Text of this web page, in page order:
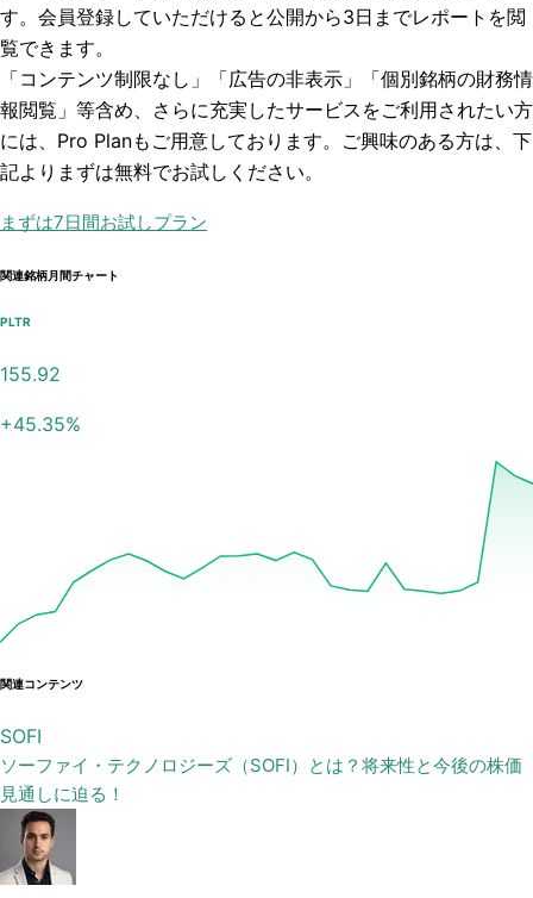
す。会員登録していただけると公開から3日までレポートを閲
覧できます。
「コンテンツ制限なし」「広告の非表示」「個別銘柄の財務情
報閲覧」 等含め、さらに充実したサービスをご利用されたい方
には、Pro Planもご用意しております。ご興味のある方は、下
記よりまずは無料でお試しください。
まずは7日間お試しプラン
関連銘柄月間チャート
PLTR
155.92
+45.35%
関連コンテンツ
SOFI
ソーファイ・テクノロジーズ（SOFI）とは？将来性と今後の株価
見通しに迫る！